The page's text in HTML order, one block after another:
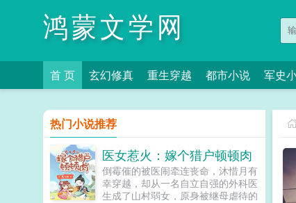
鸿蒙文学网
首 页 玄幻修真 重生穿越 都市小说 军史
热门小说推荐
医女惹火：嫁个猎户顿顿肉
倒霉催的被医闹牵连丧命，沐惜月有
幸穿越，却从一名自立自强的外科医
生成了山村弱女，原身被继母虐待的